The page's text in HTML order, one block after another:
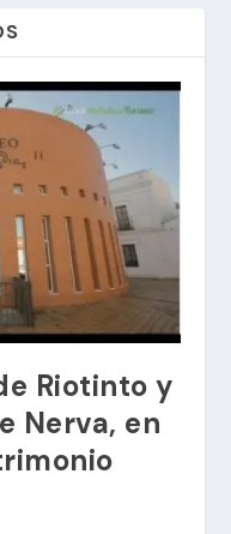
Riotinto y
Nerva, en